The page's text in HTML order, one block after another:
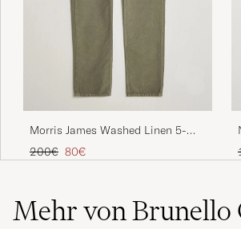
Morris James Washed Linen 5-
Pocket Pants Olive
Regulärer Preis
200€ Reduzierter Preis
80€
Mehr von Brunello